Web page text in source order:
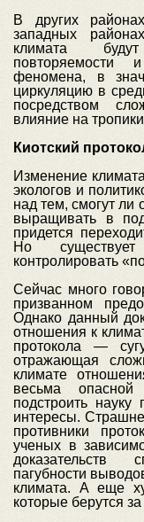
В других
западных
климата
повторяемости
феномена, в
циркуляцию в
посредством
влияние на
Киотский
Изменение
экологов и
над тем, смогут ли
выращивать в
придется
Но
контролировать
Сейчас много
призванном
Однако данный
отношения к
протокола —
отражающая
климате
весьма опасной
подстроить
интересы.
противники
ученых в
доказательств
пагубности
климата. А еще
которые берутся